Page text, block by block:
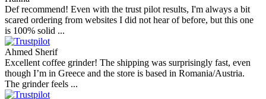
Def recommend! Even with the trust pilot results, I'm always a bit
scared ordering from websites I did not hear of before, but this one
is 100% solid ...
Ahmed Sherif
Excellent coffee grinder! The shipping was surprisingly fast, even
though I’m in Greece and the store is based in Romania/Austria.
The grinder feels ...